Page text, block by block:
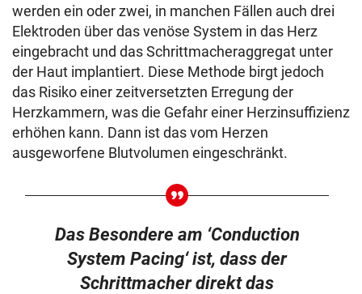
werden ein oder zwei, in manchen Fällen auch drei
Elektroden über das venöse System in das Herz
eingebracht und das Schrittmacheraggregat unter
der Haut implantiert. Diese Methode birgt jedoch
das Risiko einer zeitversetzten Erregung der
Herzkammern, was die Gefahr einer Herzinsuffizienz
erhöhen kann. Dann ist das vom Herzen
ausgeworfene Blutvolumen eingeschränkt.
Das Besondere am ‘Conduction
System Pacing‘ ist, dass der
Schrittmacher direkt das